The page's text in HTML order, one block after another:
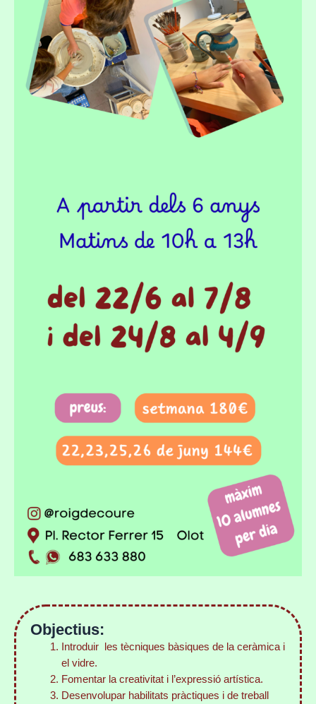
Objectius:
Introduir les tècniques bàsiques de la ceràmica i
el vidre.
Fomentar la creativitat i l’expressió artística.
Desenvolupar habilitats pràctiques i de treball